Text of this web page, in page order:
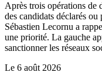
Après trois opérations de
des candidats déclarés ou
Sébastien Lecornu a
une priorité. La gauche
sanctionner les réseaux
Le 6 août 2026